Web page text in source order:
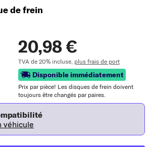
de frein
20,98 €
TVA de 20% incluse, plus frais de port
Disponible immédiatement
Prix ​​par pièce! Les disques de frein doivent
toujours être changés par paires.
véhicule